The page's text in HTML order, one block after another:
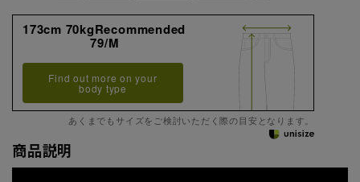
173cm 70kgRecommended
79/M
Find out more on your
body type
あくまでもサイズをご検討いただく際の目安となります。
商品説明